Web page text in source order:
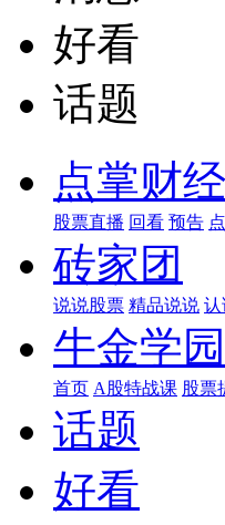
好看
话题
点掌财经
股票直播 回看 预告
砖家团
说说股票 精品说说 认
牛金学园
首页 A股特战课 股票
话题
好看